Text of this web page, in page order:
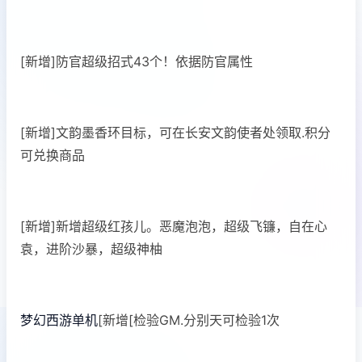
[新增]防官超级招式43个！依据防官属性
[新增]文韵墨香环目标，可在长安文韵使者处领取.积分
可兑换商品
[新增]新增超级红孩儿。恶魔泡泡，超级飞镰，自在心
袁，进阶沙暴，超级神柚
梦幻西游单机[新增[检验GM.分别天可检验1次